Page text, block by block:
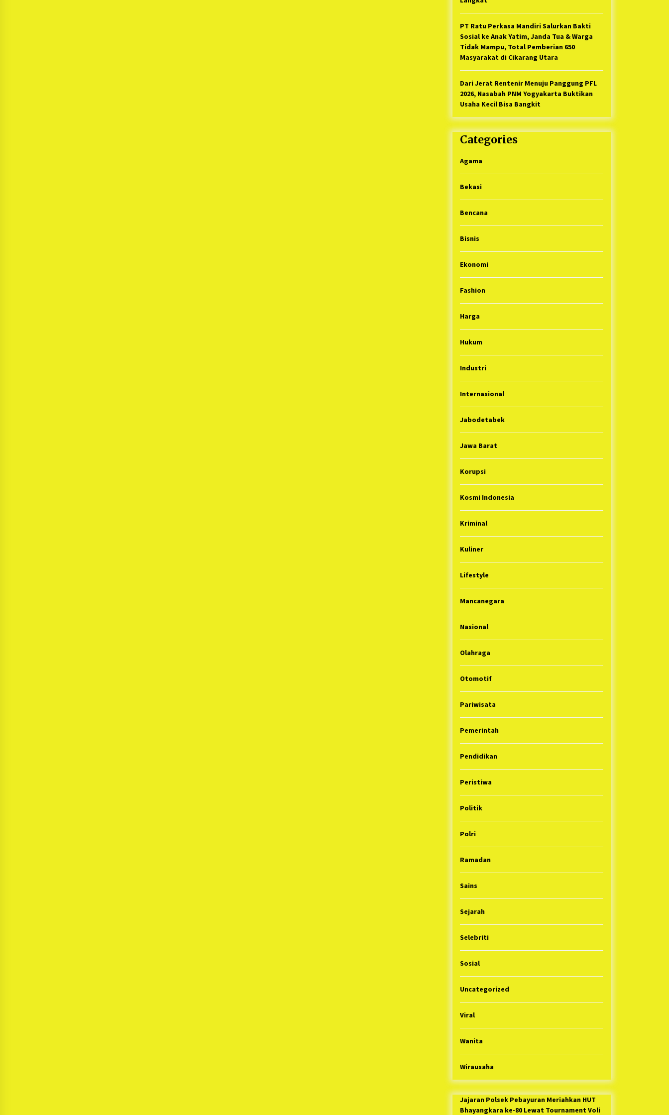
PT Ratu Perkasa Mandiri Salurkan Bakti
Sosial ke Anak Yatim, Janda Tua & Warga
Tidak Mampu, Total Pemberian 650
Masyarakat di Cikarang Utara
Dari Jerat Rentenir Menuju Panggung PFL
2026, Nasabah PNM Yogyakarta Buktikan
Usaha Kecil Bisa Bangkit
Categories
Agama
Bekasi
Bencana
Bisnis
Ekonomi
Fashion
Harga
Hukum
Industri
Internasional
Jabodetabek
Jawa Barat
Korupsi
Kosmi Indonesia
Kriminal
Kuliner
Lifestyle
Mancanegara
Nasional
Olahraga
Otomotif
Pariwisata
Pemerintah
Pendidikan
Peristiwa
Politik
Polri
Ramadan
Sains
Sejarah
Selebriti
Sosial
Uncategorized
Viral
Wanita
Wirausaha
Jajaran Polsek Pebayuran Meriahkan HUT
Bhayangkara ke-80 Lewat Tournament Voli